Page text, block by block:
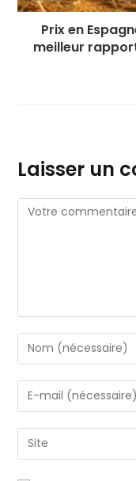
Prix en
meilleur
Laisser un
Comment
Enter
your
name
or
to
comment
Enter
your
email
address
Enter
your
website